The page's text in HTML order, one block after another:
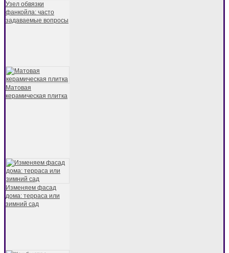
Узел обвязки
фанкойла: часто
задаваемые вопросы
Матовая
керамическая плитка
Изменяем фасад
дома: терраса или
зимний сад